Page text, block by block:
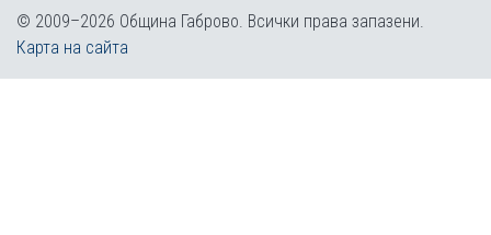
© 2009–2026 Община Габрово. Всички права запазени.
Карта на сайта